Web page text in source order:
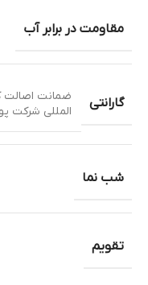
مقاومت در برابر آب
گارانتی
المللی شرکت
شب نما
تقویم